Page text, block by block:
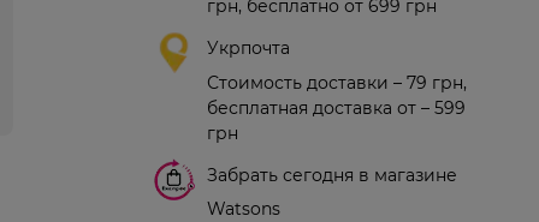
грн, бесплатно от 699 грн
Укрпочта
Стоимость доставки – 79 грн,
бесплатная доставка от – 599
грн
Забрать сегодня в магазине
Watsons